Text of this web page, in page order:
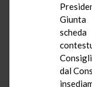
dal